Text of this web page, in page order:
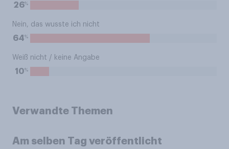
26%
Nein, das wusste ich nicht
64%
Weiß nicht / keine Angabe
10%
Verwandte Themen
Am selben Tag veröffentlicht